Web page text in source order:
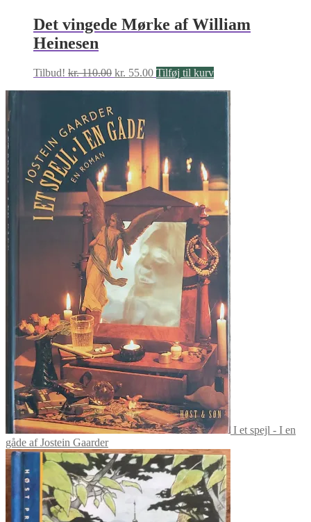
Det vingede Mørke af William
Heinesen
Tilbud! kr.110.00 Den
kr. 110.00.
kr. 55.00Den
Tilføj til kurv
I et spejl - I en
gåde af Jostein Gaarder